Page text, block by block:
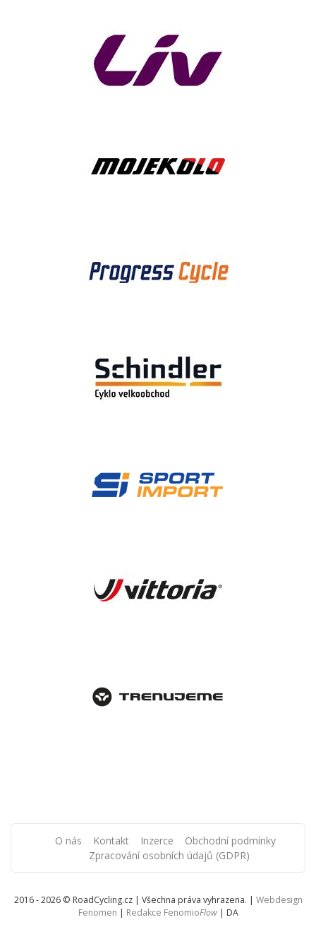
O nás Kontakt Inzerce
Obchodní podmínky
Zpracování osobních údajů (GDPR)
2016 - 2026 © RoadCycling.cz | Všechna práva vyhrazena. | Webdesign
Fenomen | Redakce FenomioFlow| DA